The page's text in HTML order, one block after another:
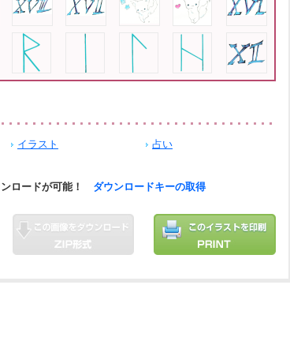
イラスト 占い
ロードが可能！ ダウンロードキーの取得